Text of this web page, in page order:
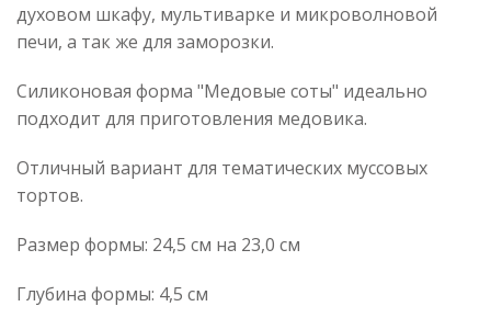
духовом шкафу, мультиварке и микроволновой
печи, а так же для заморозки.
Силиконовая форма "Медовые соты" идеально
подходит для приготовления медовика.
Отличный вариант для тематических муссовых
тортов.
Размер формы: 24,5 см на 23,0 см
Глубина формы: 4,5 см